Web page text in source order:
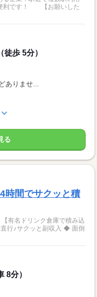
利です！ 【お願いした
歩 5分）
りませ...
る
時間でサクッと積
有名ドリンク倉庫で積み込
8分）